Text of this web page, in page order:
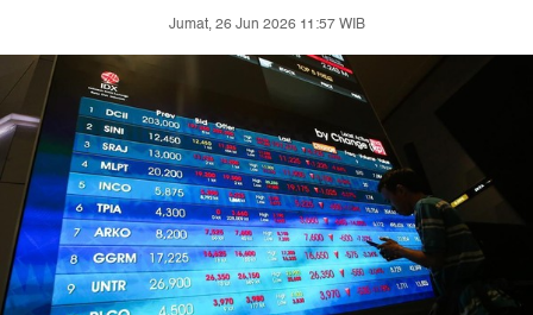
Jumat, 26 Jun 2026 11:57 WIB